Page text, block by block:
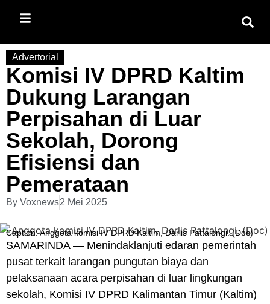
Advertorial
Komisi IV DPRD Kaltim
Dukung Larangan
Perpisahan di Luar
Sekolah, Dorong
Efisiensi dan
Pemerataan
By Voxnews2 Mei 2025
Caption: Anggota komisi IV DPRD Kaltim, Darlis Pattalongi. (Doc)
SAMARINDA — Menindaklanjuti edaran pemerintah
pusat terkait larangan pungutan biaya dan
pelaksanaan acara perpisahan di luar lingkungan
sekolah, Komisi IV DPRD Kalimantan Timur (Kaltim)